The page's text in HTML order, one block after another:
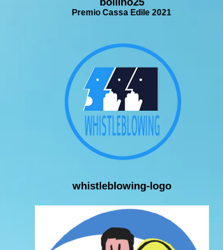
Premio Cassa Edile 2021
whistleblowing-logo